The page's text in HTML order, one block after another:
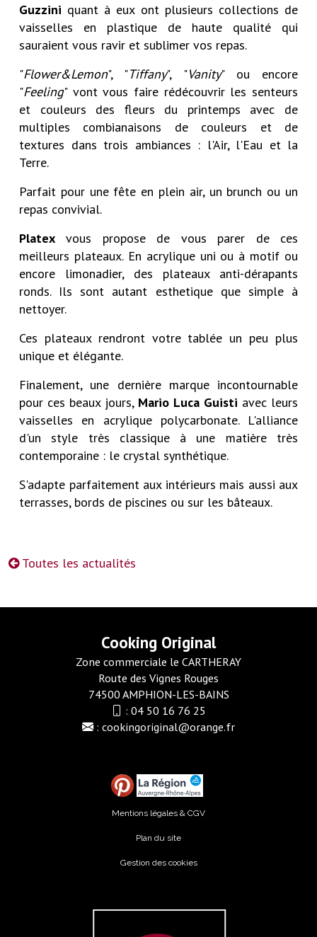
Guzzini quant à eux ont plusieurs collections de
vaisselles en plastique de haute qualité qui
sauraient vous ravir et sublimer vos repas.
"Flower&Lemon", "Tiffany", "Vanity" ou encore
"Feeling" vont vous faire rédécouvrir les senteurs
et couleurs des fleurs du printemps avec de
multiples combianaisons de couleurs et de
textures dans trois ambiances : l'Air, l'Eau et la
Terre.
Parfait pour une fête en plein air, un brunch ou un
repas convivial.
Platex vous propose de vous parer de ces
meilleurs plateaux. En acrylique uni ou à motif ou
encore limonadier, des plateaux anti-dérapants
ronds. Ils sont autant esthetique que simple à
nettoyer.
Ces plateaux rendront votre tablée un peu plus
unique et élégante.
Finalement, une dernière marque incontournable
pour ces beaux jours, Mario Luca Guisti avec leurs
vaisselles en acrylique polycarbonate. L'alliance
d'un style très classique à une matière très
contemporaine : le crystal synthétique.
S'adapte parfaitement aux intérieurs mais aussi aux
terrasses, bords de piscines ou sur les bâteaux.
Toutes les actualités
Cooking Original
Zone commerciale le CARTHERAY
Route des Vignes Rouges
74500 AMPHION-LES-BAINS
: 04 50 16 76 25
: cookingoriginal@orange.fr
Mentions légales & CGV
Plan du site
Gestion des cookies